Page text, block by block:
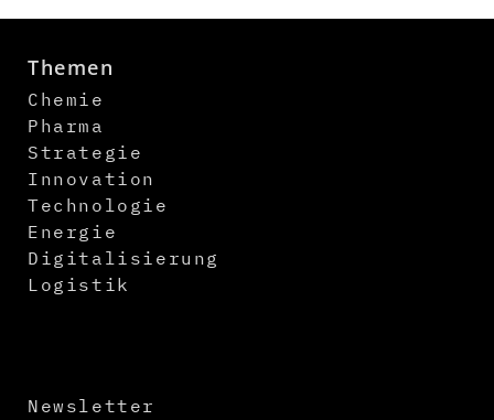
Themen
Chemie
Pharma
Strategie
Innovation
Technologie
Energie
Digitalisierung
Logistik
Newsletter